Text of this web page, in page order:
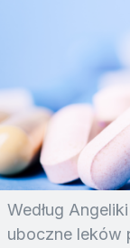
Według
uboczne leków